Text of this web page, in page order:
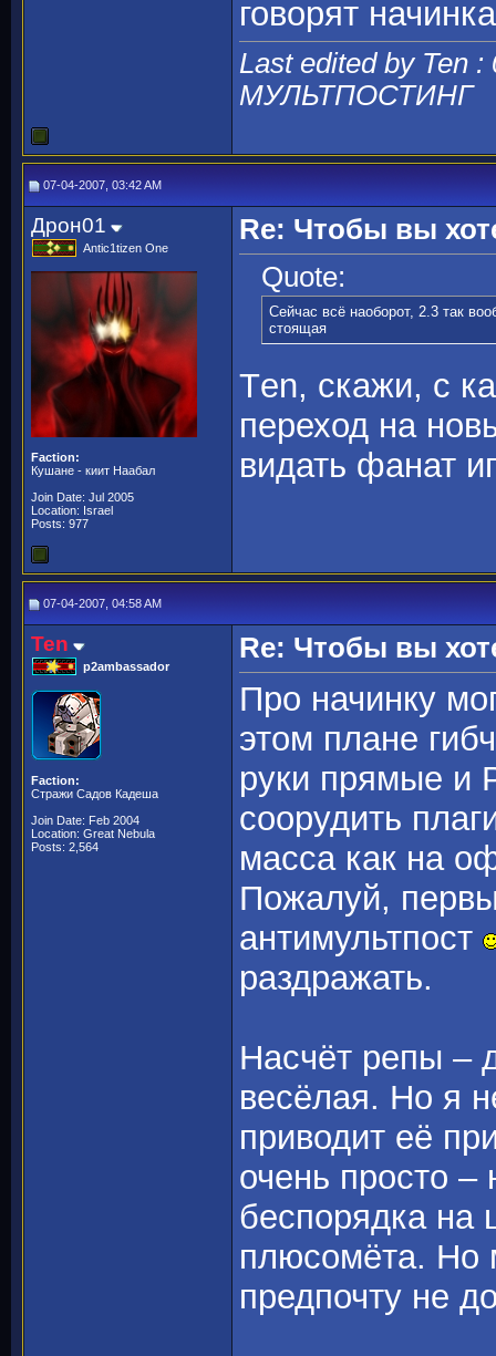
говорят
Last edited by Ten
МУЛЬТПОСТИНГ
07-04-2007, 03:42 AM
Дрон01
Antic1tizen One
Faction:
Кушане - киит Наабал
Join Date: Jul 2005
Location: Israel
Posts: 977
Re: Чтобы вы
Quote:
Сейчас всё наоборот, 2.3 так
стоящая
Тen, скажи, с
переход на
видать фанат
07-04-2007, 04:58 AM
Ten
p2ambassador
Faction:
Стражи Садов Кадеша
Join Date: Feb 2004
Location: Great Nebula
Posts: 2,564
Re: Чтобы вы
Про начинку
этом плане
руки прямые и
соорудить
масса как на
Пожалуй,
антимультпост
раздражать.
Насчёт репы –
весёлая. Но я
приводит её
очень просто
беспорядка на
плюсомёта. Но
предпочту не